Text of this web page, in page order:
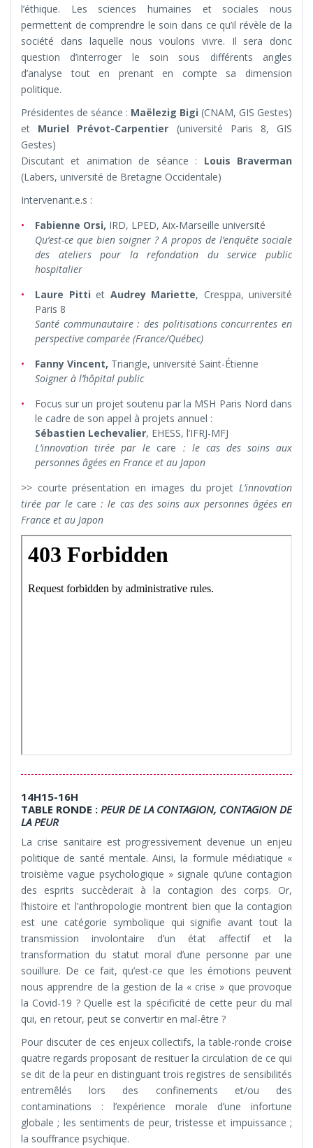
l’éthique. Les sciences humaines et sociales nous
permettent de comprendre le soin dans ce qu’il révèle de la
société dans laquelle nous voulons vivre. Il sera donc
question d’interroger le soin sous différents angles
d’analyse tout en prenant en compte sa dimension
politique.
Présidentes de séance : Maëlezig Bigi (CNAM, GIS Gestes)
et Muriel Prévot-Carpentier (université Paris 8, GIS
Gestes)
Discutant et animation de séance : Louis Braverman
(Labers, université de Bretagne Occidentale)
Intervenant.e.s :
Fabienne Orsi, IRD, LPED, Aix-Marseille université
Qu’est-ce que bien soigner ? A propos de l’enquête sociale
des ateliers pour la refondation du service public
hospitalier
Laure Pitti et Audrey Mariette, Cresppa, université
Paris 8
Santé communautaire : des politisations concurrentes en
perspective comparée (France/Québec)
Fanny Vincent, Triangle, université Saint-Étienne
Soigner à l’hôpital public
Focus sur un projet soutenu par la MSH Paris Nord dans
le cadre de son appel à projets annuel :
Sébastien Lechevalier, EHESS, l’IFRJ-MFJ
L’innovation tirée par le care : le cas des soins aux
personnes âgées en France et au Japon
>> courte présentation en images du projet L’innovation
tirée par le care : le cas des soins aux personnes âgées en
France et au Japon
14H15-16H
TABLE RONDE : PEUR DE LA CONTAGION, CONTAGION DE
LA PEUR
La crise sanitaire est progressivement devenue un enjeu
politique de santé mentale. Ainsi, la formule médiatique «
troisième vague psychologique » signale qu’une contagion
des esprits succèderait à la contagion des corps. Or,
l’histoire et l’anthropologie montrent bien que la contagion
est une catégorie symbolique qui signifie avant tout la
transmission involontaire d’un état affectif et la
transformation du statut moral d’une personne par une
souillure. De ce fait, qu’est-ce que les émotions peuvent
nous apprendre de la gestion de la « crise » que provoque
la Covid-19 ? Quelle est la spécificité de cette peur du mal
qui, en retour, peut se convertir en mal-être ?
Pour discuter de ces enjeux collectifs, la table-ronde croise
quatre regards proposant de resituer la circulation de ce qui
se dit de la peur en distinguant trois registres de sensibilités
entremêlés lors des confinements et/ou des
contaminations : l’expérience morale d’une infortune
globale ; les sentiments de peur, tristesse et impuissance ;
la souffrance psychique.